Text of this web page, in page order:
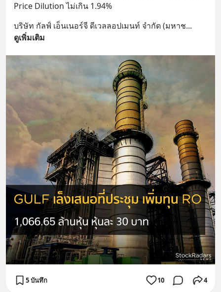
Price Dilution ไม่เกิน 1.94%
บริษัท กัลฟ์ เอ็นเนอร์จี ดีเวลลอปเมนท์ จำกัด (มหาช...
ดูเพิ่มเติม
5 บันทึก 10 4